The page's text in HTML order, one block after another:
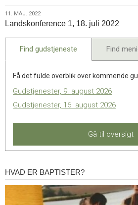
2022
11.
maj.
2022
11. MAJ. 2022
Landskonference 1, 18. juli 2022
Find gudstjeneste Find
Få det fulde overblik over kommende
Gudstjenester, 9. august 2026
Gudstjenester, 16. august 2026
Gå til oversigt
Hvad
er
HVAD ER BAPTISTER?